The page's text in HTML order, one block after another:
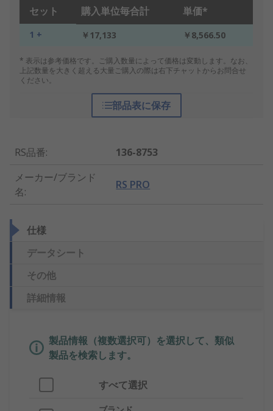
セット 購入単位毎合計 単価*
1 + ￥17,133 ￥8,566.50
* 表示は参考価格です。ご購入数量によって価格は変動します。なお、
上記数量を大きく超える大量ご購入の際は右下チャットからお問合せ
ください。
部品表に保存
RS品番:
136-8753
メーカー/ブランド
名:
RS PRO
仕様
データシート
その他
詳細情報
製品情報（複数選択可）を選択して、類似
製品を検索します。
すべて選択